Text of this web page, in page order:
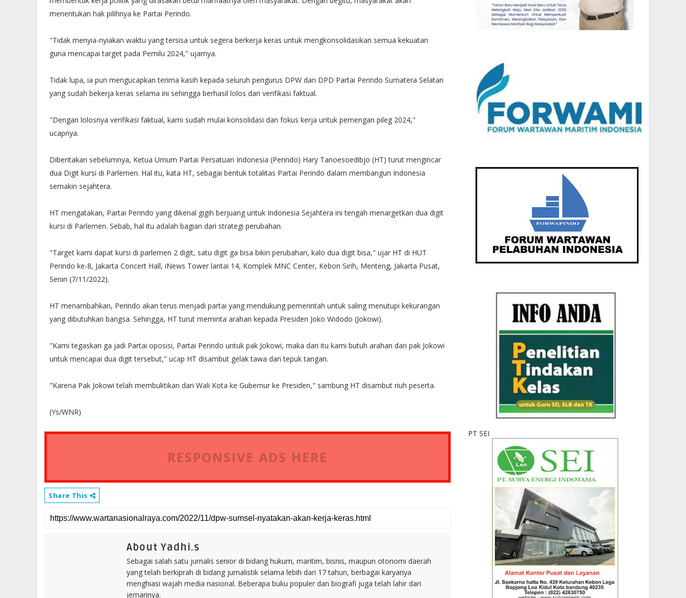
menentukan hak pilihnya ke Partai Perindo.
"Tidak menyia-nyiakan waktu yang tersisa untuk segera berkerja keras untuk mengkonsolidasikan semua kekuatan
guna mencapai target pada Pemilu 2024," ujarnya.
Tidak lupa, ia pun mengucapkan terima kasih kepada seluruh pengurus DPW dan DPD Partai Perindo Sumatera Selatan
yang sudah bekerja keras selama ini sehingga berhasil lolos dari verifikasi faktual.
"Dengan lolosnya verifikasi faktual, kami sudah mulai konsolidasi dan fokus kerja untuk pemengan pileg 2024,"
ucapnya.
Diberitakan sebelumnya, Ketua Umum Partai Persatuan Indonesia (Perindo) Hary Tanoesoedibjo (HT) turut mengincar
dua Digit kursi di Parlemen. Hal itu, kata HT, sebagai bentuk totalitas Partai Perindo dalam membangun Indonesia
semakin sejahtera.
HT mengatakan, Partai Perindo yang dikenal gigih berjuang untuk Indonesia Sejahtera ini tengah menargetkan dua digit
kursi di Parlemen. Sebab, hal itu adalah bagian dari strategi perubahan.
"Target kami dapat kursi di parlemen 2 digit, satu digit ga bisa bikin perubahan, kalo dua digit bisa," ujar HT di HUT
Perindo ke-8, Jakarta Concert Hall, iNews Tower lantai 14, Komplek MNC Center, Kebon Sirih, Menteng, Jakarta Pusat,
Senin (7/11/2022).
HT menambahkan, Perindo akan terus menjadi partai yang mendukung pemerintah untuk saling menutupi kekurangan
yang dibutuhkan bangsa. Sehingga, HT turut meminta arahan kepada Presiden Joko Widodo (Jokowi).
"Kami tegaskan ga jadi Partai oposisi, Partai Perindo untuk pak Jokowi, maka dari itu kami butuh arahan dari pak Jokowi
untuk mencapai dua digit tersebut," ucap HT disambut gelak tawa dan tepuk tangan.
"Karena Pak Jokowi telah membuktikan dari Wali Kota ke Gubernur ke Presiden," sambung HT disambut riuh peserta.
(Ys/WNR)
RESPONSIVE ADS HERE
Share This
About Yadhi.s
Sebagai salah satu jurnalis senior di bidang hukum, maritim, bisnis, maupun otonomi daerah
yang telah berkiprah di bidang jurnalistik selama lebih dari 17 tahun, berbagai karyanya
menghiasi wajah media nasional. Beberapa buku populer dan biografi juga telah lahir dari
jemarinya.
PT SEI